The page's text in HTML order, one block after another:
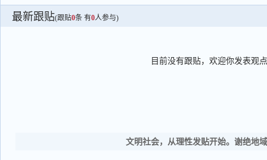
最新跟贴(跟贴0条 有0人参与)
目前没有跟贴，欢迎你发表观点
文明社会，从理性发贴开始。谢绝地